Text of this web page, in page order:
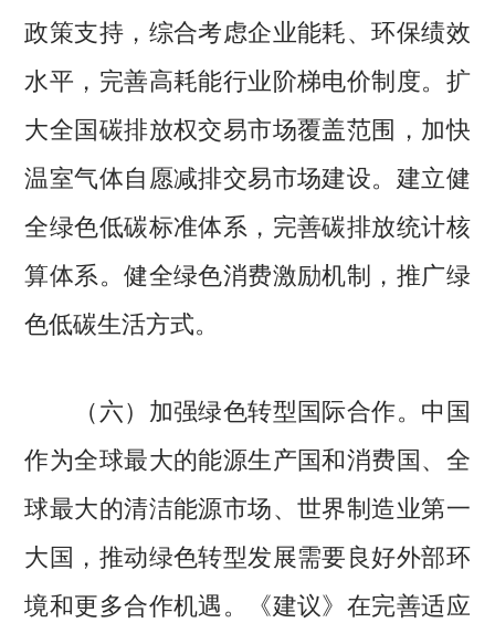
政策支持，综合考虑企业能耗、环保绩效
水平，完善高耗能行业阶梯电价制度。扩
大全国碳排放权交易市场覆盖范围，加快
温室气体自愿减排交易市场建设。建立健
全绿色低碳标准体系，完善碳排放统计核
算体系。健全绿色消费激励机制，推广绿
色低碳生活方式。
（六）加强绿色转型国际合作。中国
作为全球最大的能源生产国和消费国、全
球最大的清洁能源市场、世界制造业第一
大国，推动绿色转型发展需要良好外部环
境和更多合作机遇。《建议》在完善适应